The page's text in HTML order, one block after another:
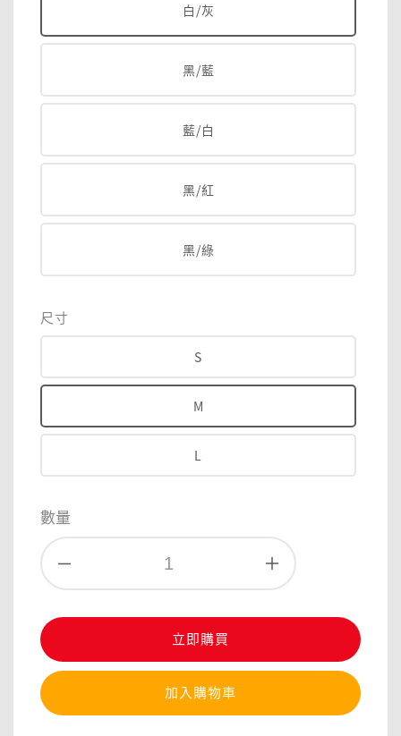
白/灰
黑/藍
藍/白
黑/紅
黑/綠
尺寸
S
M
L
數量
立即購買
加入購物車